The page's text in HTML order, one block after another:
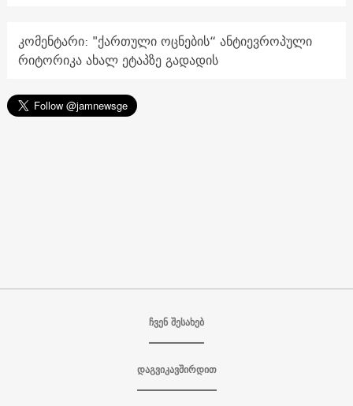
კომენტარი: "ქართული ოცნების“ ანტიევროპული
რიტორიკა ახალ ეტაპზე გადადის
ჩვენ შესახებ
დაგვიკავშირდით